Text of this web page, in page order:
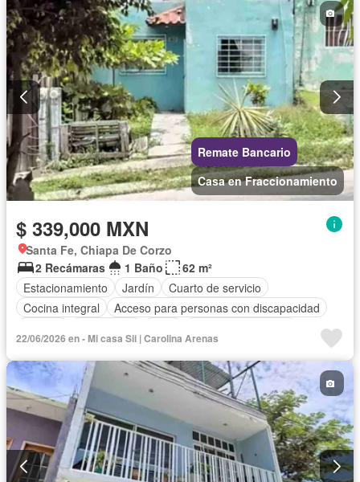
Remate Bancario
Casa en Fraccionamiento
$ 339,000 MXN
Santa Fe, Chiapa De Corzo
2 Recámaras
1 Baño
62 m²
Estacionamiento
Jardín
Cuarto de servicio
Cocina integral
Acceso para personas con discapacidad
Televisión por cable
Gas natural Zonas verdes
Permite mascotas
Permite niños Sin amueblar
22/06/2026 en - Mi casa Sii | Carolina Arenas